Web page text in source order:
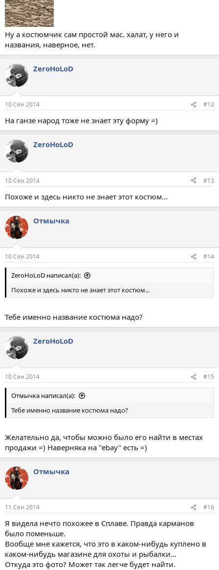
Ну а костюмчик сам простой мас. халат, у него и
названия, наверное, нет.
ZeroHoLoD
10 Сен 2014 #12
На ганзе народ тоже не знает эту форму =)
ZeroHoLoD
10 Сен 2014 #13
Похоже и здесь никто не знает этот костюм...
Отмычка
10 Сен 2014 #14
ZeroHoLoD написал(а):
Похоже и здесь никто не знает этот костюм...
Тебе именно название костюма надо?
ZeroHoLoD
10 Сен 2014 #15
Отмычка написал(а):
Тебе именно название костюма надо?
Желательно да, чтобы можно было его найти в местах
продажи =) Наверняка на "ebay" есть =)
Отмычка
11 Сен 2014 #16
Я видела нечто похожее в Сплаве. Правда карманов
было поменьше.
Вообще мне кажется, что это в каком-нибудь куплено в
каком-нибудь магазине для охоты и рыбалки...
Откуда это фото? Может так легче будет найти.